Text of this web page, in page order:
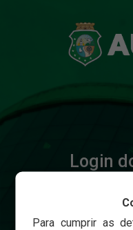
Login
Para cumprir as